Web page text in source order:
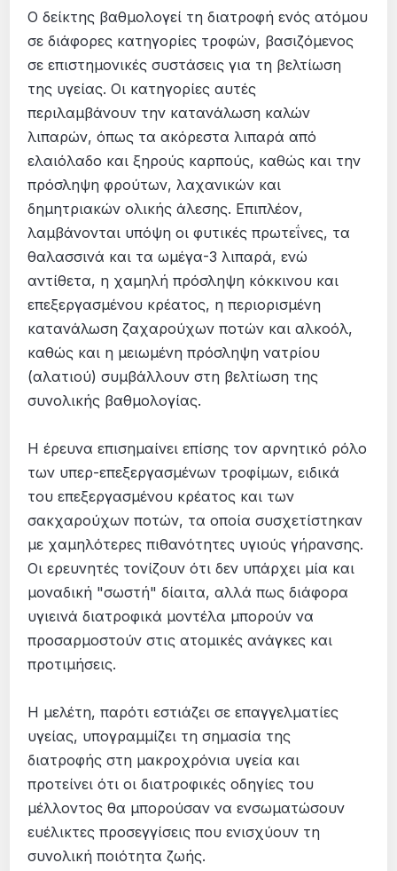
Ο δείκτης βαθμολογεί τη διατροφή ενός ατόμου
σε διάφορες κατηγορίες τροφών, βασιζόμενος
σε επιστημονικές συστάσεις για τη βελτίωση
της υγείας. Οι κατηγορίες αυτές
περιλαμβάνουν την κατανάλωση καλών
λιπαρών, όπως τα ακόρεστα λιπαρά από
ελαιόλαδο και ξηρούς καρπούς, καθώς και την
πρόσληψη φρούτων, λαχανικών και
δημητριακών ολικής άλεσης. Επιπλέον,
λαμβάνονται υπόψη οι φυτικές πρωτεΐνες, τα
θαλασσινά και τα ωμέγα-3 λιπαρά, ενώ
αντίθετα, η χαμηλή πρόσληψη κόκκινου και
επεξεργασμένου κρέατος, η περιορισμένη
κατανάλωση ζαχαρούχων ποτών και αλκοόλ,
καθώς και η μειωμένη πρόσληψη νατρίου
(αλατιού) συμβάλλουν στη βελτίωση της
συνολικής βαθμολογίας.
Η έρευνα επισημαίνει επίσης τον αρνητικό ρόλο
των υπερ-επεξεργασμένων τροφίμων, ειδικά
του επεξεργασμένου κρέατος και των
σακχαρούχων ποτών, τα οποία συσχετίστηκαν
με χαμηλότερες πιθανότητες υγιούς γήρανσης.
Οι ερευνητές τονίζουν ότι δεν υπάρχει μία και
μοναδική "σωστή" δίαιτα, αλλά πως διάφορα
υγιεινά διατροφικά μοντέλα μπορούν να
προσαρμοστούν στις ατομικές ανάγκες και
προτιμήσεις.
Η μελέτη, παρότι εστιάζει σε επαγγελματίες
υγείας, υπογραμμίζει τη σημασία της
διατροφής στη μακροχρόνια υγεία και
προτείνει ότι οι διατροφικές οδηγίες του
μέλλοντος θα μπορούσαν να ενσωματώσουν
ευέλικτες προσεγγίσεις που ενισχύουν τη
συνολική ποιότητα ζωής.